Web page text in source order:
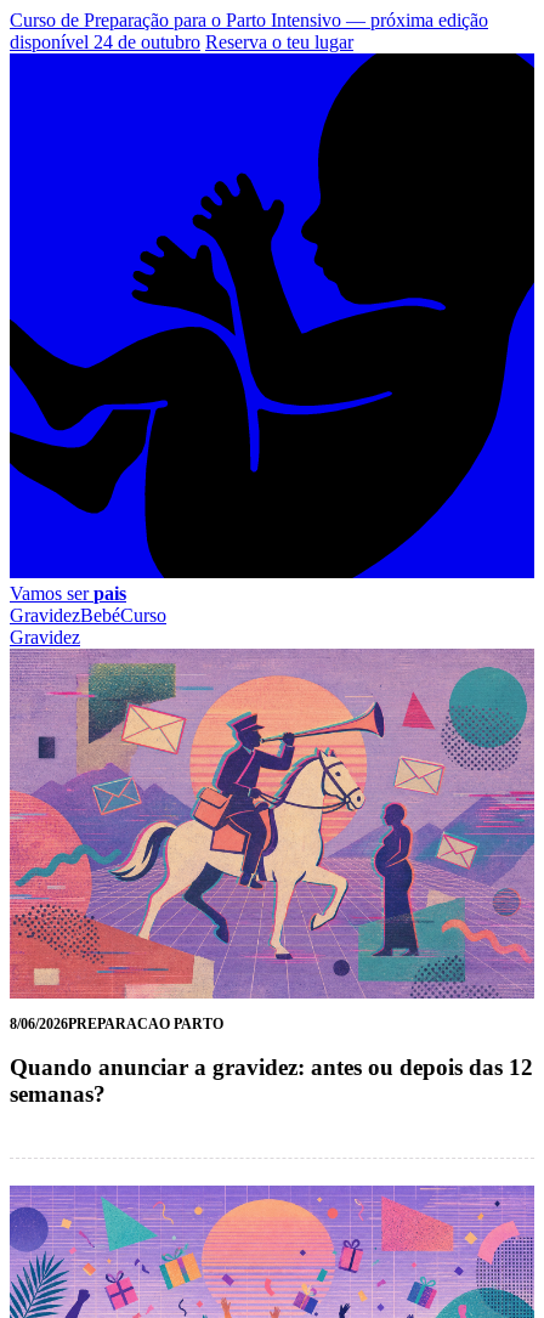
Curso de Preparação para o Parto Intensivo — próxima edição
disponível 24 de outubro Reserva o teu lugar
Vamos serpais
GravidezBebéCurso
Gravidez
8/06/2026PREPARACAO PARTO
Quando anunciar a gravidez: antes ou depois das 12
semanas?